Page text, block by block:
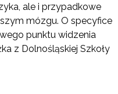
ale i przypadkowe
mózgu. O specyfice
punktu widzenia
z Dolnośląskiej Szkoły